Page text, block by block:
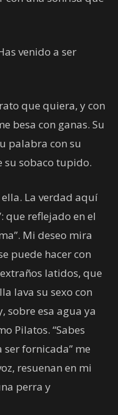
venido a ser
que quiera, y con
besa con ganas. Su
palabra con su
su sobaco tupido.
La verdad aquí
que reflejado en el
Mi deseo mira
puede hacer con
latidos, que
lava su sexo con
esa agua ya
Pilatos. “Sabes
fornicada” me
resuenan en mi
perra y